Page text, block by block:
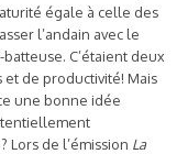
égale à celle des
l’andain avec le
C’étaient deux
de productivité! Mais
une bonne idée
Lors de l’émission La